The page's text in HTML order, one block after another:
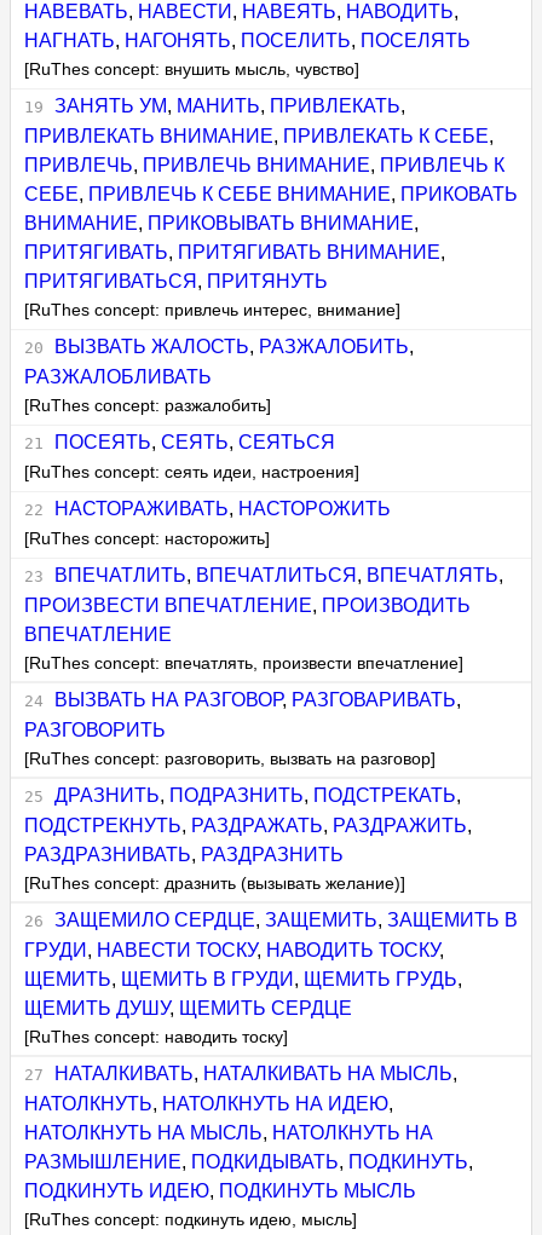
НАВЕВАТЬ, НАВЕСТИ , НАВЕЯТЬ, НАВОДИТЬ,
НАГНАТЬ, НАГОНЯТЬ, ПОСЕЛИТЬ, ПОСЕЛЯТЬ
[RuThes concept: внушить мысль, чувство]
ЗАНЯТЬ УМ, МАНИТЬ, ПРИВЛЕКАТЬ,
ПРИВЛЕКАТЬ ВНИМАНИЕ, ПРИВЛЕКАТЬ К СЕБЕ,
ПРИВЛЕЧЬ, ПРИВЛЕЧЬ ВНИМАНИЕ, ПРИВЛЕЧЬ К
СЕБЕ, ПРИВЛЕЧЬ К СЕБЕ ВНИМАНИЕ, ПРИКОВАТЬ
ВНИМАНИЕ, ПРИКОВЫВАТЬ ВНИМАНИЕ,
ПРИТЯГИВАТЬ, ПРИТЯГИВАТЬ ВНИМАНИЕ,
ПРИТЯГИВАТЬСЯ , ПРИТЯНУТЬ
[RuThes concept: привлечь интерес, внимание]
ВЫЗВАТЬ ЖАЛОСТЬ, РАЗЖАЛОБИТЬ,
РАЗЖАЛОБЛИВАТЬ
[RuThes concept: разжалобить]
ПОСЕЯТЬ, СЕЯТЬ, СЕЯТЬСЯ
[RuThes concept: сеять идеи, настроения]
НАСТОРАЖИВАТЬ, НАСТОРОЖИТЬ
[RuThes concept: насторожить]
ВПЕЧАТЛИТЬ, ВПЕЧАТЛИТЬСЯ , ВПЕЧАТЛЯТЬ,
ПРОИЗВЕСТИ ВПЕЧАТЛЕНИЕ, ПРОИЗВОДИТЬ
ВПЕЧАТЛЕНИЕ
[RuThes concept: впечатлять, произвести впечатление]
ВЫЗВАТЬ НА РАЗГОВОР, РАЗГОВАРИВАТЬ,
РАЗГОВОРИТЬ
[RuThes concept: разговорить, вызвать на разговор]
ДРАЗНИТЬ, ПОДРАЗНИТЬ, ПОДСТРЕКАТЬ,
ПОДСТРЕКНУТЬ, РАЗДРАЖАТЬ, РАЗДРАЖИТЬ,
РАЗДРАЗНИВАТЬ, РАЗДРАЗНИТЬ
[RuThes concept: дразнить (вызывать желание)]
ЗАЩЕМИЛО СЕРДЦЕ, ЗАЩЕМИТЬ, ЗАЩЕМИТЬ В
ГРУДИ , НАВЕСТИ ТОСКУ, НАВОДИТЬ ТОСКУ,
ЩЕМИТЬ, ЩЕМИТЬ В ГРУДИ , ЩЕМИТЬ ГРУДЬ,
ЩЕМИТЬ ДУШУ, ЩЕМИТЬ СЕРДЦЕ
[RuThes concept: наводить тоску]
НАТАЛКИВАТЬ, НАТАЛКИВАТЬ НА МЫСЛЬ,
НАТОЛКНУТЬ, НАТОЛКНУТЬ НА ИДЕЮ,
НАТОЛКНУТЬ НА МЫСЛЬ, НАТОЛКНУТЬ НА
РАЗМЫШЛЕНИЕ, ПОДКИДЫВАТЬ, ПОДКИНУТЬ,
ПОДКИНУТЬ ИДЕЮ, ПОДКИНУТЬ МЫСЛЬ
[RuThes concept: подкинуть идею, мысль]